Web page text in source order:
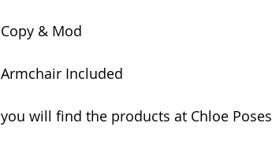
Copy & Mod
Armchair Included
you will find the products at Chloe Poses